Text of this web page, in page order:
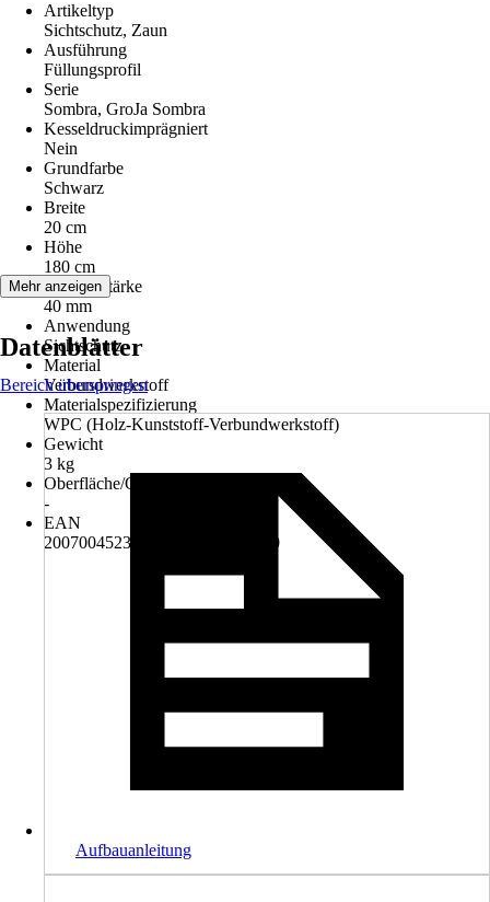
Artikeltyp
Sichtschutz, Zaun
Ausführung
Füllungsprofil
Serie
Sombra, GroJa Sombra
Kesseldruckimprägniert
Nein
Grundfarbe
Schwarz
Breite
20 cm
Höhe
180 cm
Rahmenstärke
40 mm
Anwendung
Sichtschutz
Material
Verbundwerkstoff
Materialspezifizierung
WPC (Holz-Kunststoff-Verbundwerkstoff)
Gewicht
3 kg
Oberfläche/Oberflächenbehandlung
-
EAN
2007004523335, 4250260940790
Mehr anzeigen
Datenblätter
Bereich überspringen
Aufbauanleitung